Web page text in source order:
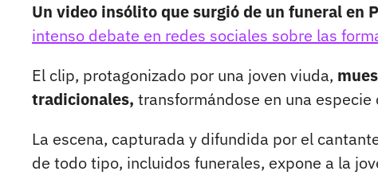
Un video insólito que surgió de un funeral en
intenso debate en redes sociales sobre las
El clip, protagonizado por una joven viuda,
tradicionales, transformándose en una
La escena, capturada y difundida por el
de todo tipo, incluidos funerales, expone a la